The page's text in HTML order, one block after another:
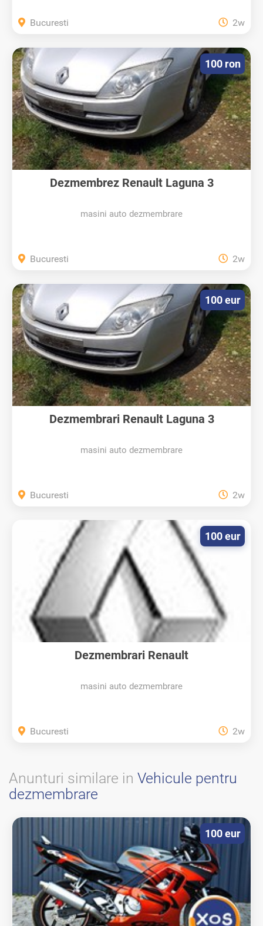
Bucuresti 2w
Dezmembrez Renault Laguna 3
masini auto dezmembrare
100 ron
Bucuresti 2w
Dezmembrari Renault Laguna 3
masini auto dezmembrare
100 eur
Bucuresti 2w
Dezmembrari Renault
masini auto dezmembrare
100 eur
Bucuresti 2w
Anunturi similare in Vehicule pentru
dezmembrare
100 eur